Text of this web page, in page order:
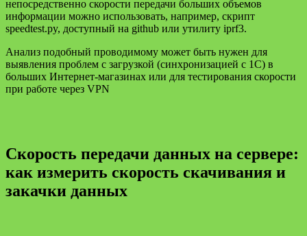
непосредственно скорости передачи больших объемов
информации можно использовать, например, скрипт
speedtest.py, доступный на github или утилиту iprf3.
Анализ подобный проводимому может быть нужен для
выявления проблем с загрузкой (синхронизацией с 1С) в
больших Интернет-магазинах или для тестирования скорости
при работе через VPN
Скорость передачи данных на сервере:
как измерить скорость скачивания и
закачки данных